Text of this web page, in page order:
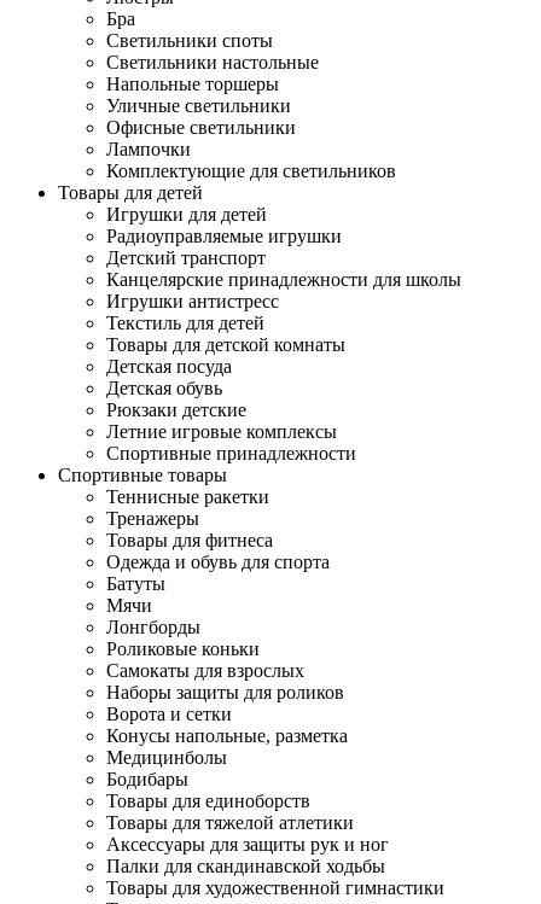
Бра
Светильники споты
Светильники настольные
Напольные торшеры
Уличные светильники
Офисные светильники
Лампочки
Комплектующие для светильников
Товары для детей
Игрушки для детей
Радиоуправляемые игрушки
Детский транспорт
Канцелярские принадлежности для школы
Игрушки антистресс
Текстиль для детей
Товары для детской комнаты
Детская посуда
Детская обувь
Рюкзаки детские
Летние игровые комплексы
Спортивные принадлежности
Спортивные товары
Теннисные ракетки
Тренажеры
Товары для фитнеса
Одежда и обувь для спорта
Батуты
Мячи
Лонгборды
Роликовые коньки
Самокаты для взрослых
Наборы защиты для роликов
Ворота и сетки
Конусы напольные, разметка
Медицинболы
Бодибары
Товары для единоборств
Товары для тяжелой атлетики
Аксессуары для защиты рук и ног
Палки для скандинавской ходьбы
Товары для художественной гимнастики